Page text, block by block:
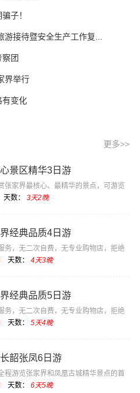
子！
张旅集团召开2026年春节假期旅游接待暨安全生产工作复盘会
团
界举行
有变化
更多>>
景区精华3日游
张家界最核心、最精华的景点，可游览
···
天数： 3天2晚
经典品质4日游
务，无二次自费，无专业购物店，拒绝
天数： 4天3晚
经典品质5日游
务，无二次自费，无专业购物店，拒绝
天数： 5天4晚
韶张凤6日游
程游览张家界和凤凰古城精华景点的首
···
天数： 6天5晚